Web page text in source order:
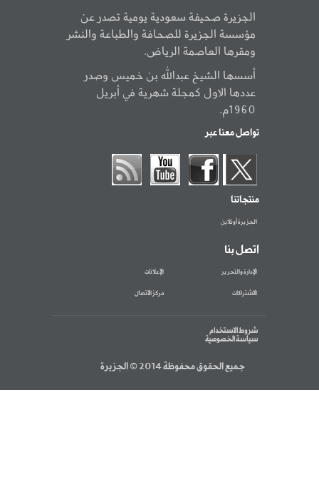
الجزيرة صحيفة سعودية يومية تصدر عن
مؤسسة الجزيرة للصحافة والطباعة والنشر
ومقرها العاصمة الرياض.
أسسها الشيخ عبدالله بن خميس وصدر
عددها الاول كمجلة شهرية في أبريل
1960م.
تواصل معنا عبر
منتجاتنا
الجزيرة أونلاين
اتصل بنا
الإدارة والتحرير الإعلانات
الاشتراكات مركز الاتصال
شروط الاستخدام
سياسة الخصوصية
جميع الحقوق محفوظة 2014 © الجزيرة